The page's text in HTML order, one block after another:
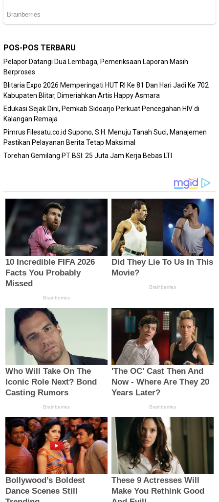
POS-POS TERBARU
Pelapor Datangi Dua Lembaga, Pemeriksaan Laporan Masih
Berproses
Blitaria Expo 2026 Memperingati HUT RI Ke 81 Dan Hari Jadi Ke 702
Kabupaten Blitar, Dimeriahkan Artis Happy Asmara
Edukasi Sejak Dini, Pemkab Sidoarjo Perkuat Pencegahan HIV di
Kalangan Remaja
Pimrus Filesatu.co.id Supono, S.H. Menuju Tanah Suci, Manajemen
Pastikan Pelayanan Berita Tetap Maksimal
Torehan Gemilang PT BSI: 25 Juta Jam Kerja Bebas LTI